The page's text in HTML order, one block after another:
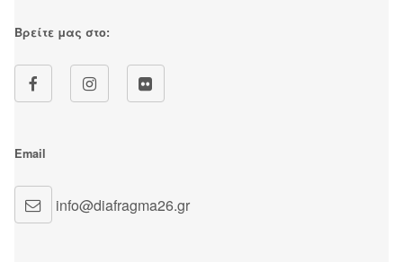
Email
info@diafragma26.gr
Βρείτε μας στο: